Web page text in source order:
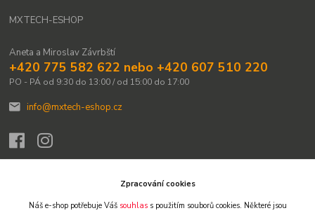
MXTECH-ESHOP
Aneta a Miroslav Závrbští
+420 775 582 622 nebo +420 607 510 220
PO - PÁ od 9:30 do 13:00 / od 15:00 do 17:00
info@mxtech-eshop.cz
Upravit sběr cookies.
Zpracování cookies
Náš e-shop potřebuje Váš souhlass použitím souborů cookies. Některé jsou